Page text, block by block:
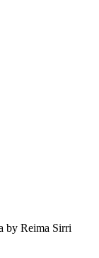
by Reima Sirri